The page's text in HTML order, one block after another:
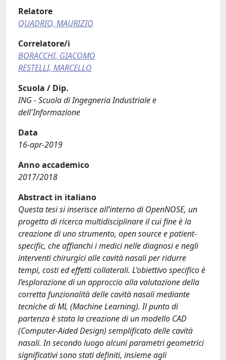
Relatore
QUADRIO, MAURIZIO
Correlatore/i
BORACCHI, GIACOMO
RESTELLI, MARCELLO
Scuola / Dip.
ING - Scuola di Ingegneria Industriale e
dell'Informazione
Data
16-apr-2019
Anno accademico
2017/2018
Abstract in italiano
Questa tesi si inserisce all’interno di OpenNOSE, un
progetto di ricerca multidisciplinare il cui fine è la
creazione di uno strumento, open source e patient-
specific, che affianchi i medici nelle diagnosi e negli
interventi chirurgici alle cavità nasali per ridurre
tempi, costi ed effetti collaterali. L’obiettivo specifico è
l’esplorazione di un approccio alla valutazione della
corretta funzionalità delle cavità nasali mediante
tecniche di ML (Machine Learning). Il punto di
partenza è stata la creazione di un modello CAD
(Computer-Aided Design) semplificato delle cavità
nasali. In secondo luogo alcuni parametri geometrici
significativi sono stati definiti, insieme agli